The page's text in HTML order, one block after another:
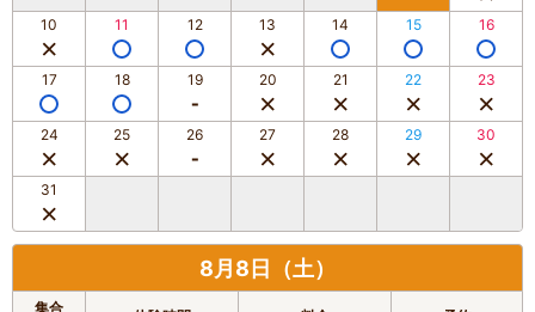
10 11 12 13 14 15 16
17 18 19 20 21 22 23
24 25 26 27 28 29 30
31
8月8日（土）
集合